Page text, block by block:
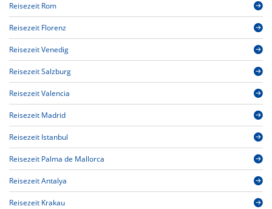
Reisezeit Rom
Reisezeit Florenz
Reisezeit Venedig
Reisezeit Salzburg
Reisezeit Valencia
Reisezeit Madrid
Reisezeit Istanbul
Reisezeit Palma de Mallorca
Reisezeit Antalya
Reisezeit Krakau